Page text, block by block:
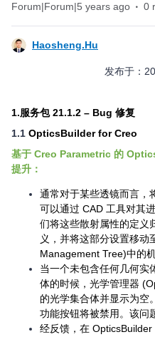
Forum|Forum|5 years ago 0
Haosheng.Hu
发布于：
1.服务包 21.1.2 – Bug 修复
1.1 OpticsBuilder for Creo
基于 Creo Parametric 的
提升：
通常对于某些透镜而言，
可以通过 CAD 工具对其
们将这些散射属性的定义
义，并将这部分设置移动
Management Tree)中的
当一个未包含任何几何实
体的时候，光学管理器
的光学集合体并显示为空
功能按钮将被禁用。该问
经反馈，在